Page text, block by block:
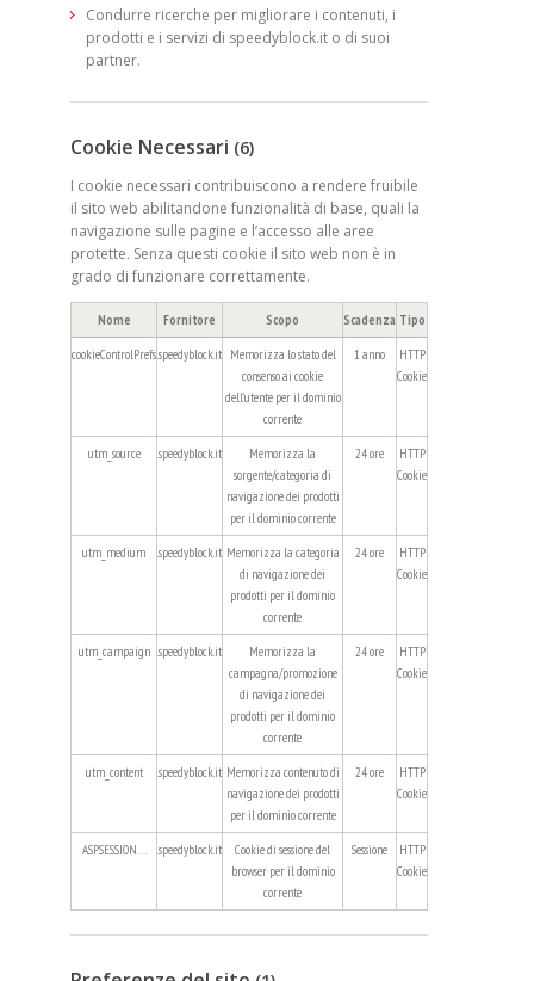
Condurre ricerche per migliorare i contenuti, i
prodotti e i servizi di speedyblock.it o di suoi
partner.
Cookie Necessari (6)
I cookie necessari contribuiscono a rendere fruibile
il sito web abilitandone funzionalità di base, quali la
navigazione sulle pagine e l’accesso alle aree
protette. Senza questi cookie il sito web non è in
grado di funzionare correttamente.
Nome Fornitore Scopo Scadenza Tipo
cookieControlPrefs.speedyblock.it Memorizza lo stato del
consenso ai cookie
dell’utente per il dominio
corrente
1 anno
HTTP
Cookie
utm_source .speedyblock.it
Memorizza la
sorgente/categoria di
navigazione dei prodotti
per il dominio corrente
24 ore
HTTP
Cookie
utm_medium .speedyblock.it Memorizza la categoria
di navigazione dei
prodotti per il dominio
corrente
24 ore
HTTP
Cookie
utm_campaign .speedyblock.it
Memorizza la
campagna/promozione
di navigazione dei
prodotti per il dominio
corrente
24 ore
HTTP
Cookie
utm_content .speedyblock.it Memorizza contenuto di
navigazione dei prodotti
per il dominio corrente
24 ore
HTTP
Cookie
ASPSESSION… .speedyblock.it
Cookie di sessione del
browser per il dominio
corrente
Sessione
HTTP
Cookie